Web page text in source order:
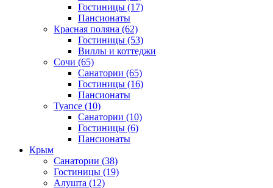
Гостиницы (17)
Пансионаты
Красная поляна (62)
Гостиницы (53)
Виллы и коттеджи
Сочи (65)
Санатории (65)
Гостиницы (16)
Пансионаты
Туапсе (10)
Санатории (10)
Гостиницы (6)
Пансионаты
Крым
Санатории (38)
Гостиницы (19)
Алушта (12)